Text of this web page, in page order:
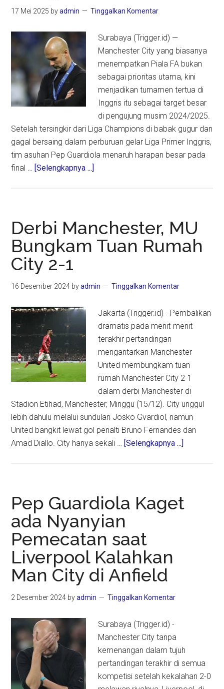
17 Mei 2025 byadmin Tinggalkan Komentar
Surabaya (Trigger.id) —
Manchester City yang biasanya
menempatkan Piala FA bukan
sebagai prioritas utama, kini
menjadikan turnamen tertua di
Inggris itu sebagai target besar
di pengujung musim 2024/2025.
Setelah tersingkir dari Liga Champions di babak gugur dan
gagal bersaing dalam perburuan gelar Liga Primer Inggris,
tim asuhan Pep Guardiola menaruh harapan besar pada
final … [Selengkapnya ...]
Piala
FA
Target
Tengah
Mengecewakan
Derbi Manchester, MU
Bungkam Tuan Rumah
City 2-1
16 Desember 2024 byadmin Tinggalkan Komentar
Jakarta (Trigger.id) - Pembalikan
dramatis pada menit-menit
terakhir pertandingan
mengantarkan Manchester
United membungkam tuan
rumah Manchester City 2-1
dalam derbi Manchester di
Stadion Etihad, Manchester, Minggu (15/12). City unggul
lebih dahulu melalui sundulan Josko Gvardiol, namun
United bangkit lewat gol penalti Bruno Fernandes dan
Amad Diallo. City hanya sekali … [Selengkapnya ...]
Tuan
Pep Guardiola Kaget
ada Nyanyian
Pemecatan saat
Liverpool Kalahkan
Man City di Anfield
2 Desember 2024 byadmin Tinggalkan Komentar
Surabaya (Trigger.id) -
Manchester City tanpa
kemenangan dalam tujuh
pertandingan terakhir di semua
kompetisi setelah kekalahan 2-0